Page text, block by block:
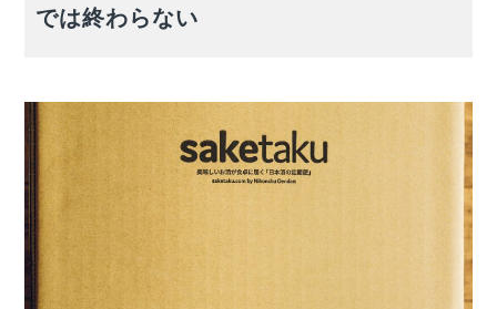
では終わらない